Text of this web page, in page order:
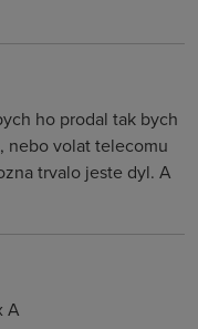
ho prodal tak bych
nebo volat telecomu
trvalo jeste dyl. A
A